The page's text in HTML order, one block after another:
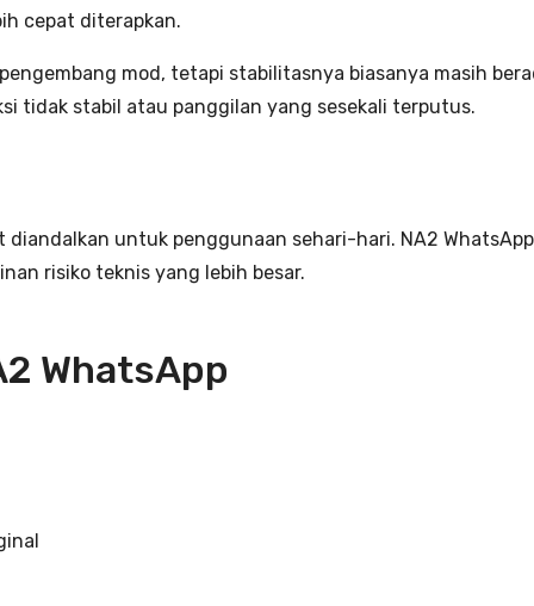
cepat diterapkan.
mod, tetapi stabilitasnya biasanya masih
tidak stabil atau panggilan yang sesekali terputus.
untuk penggunaan sehari-hari. NA2
risiko teknis yang lebih besar.
WhatsApp